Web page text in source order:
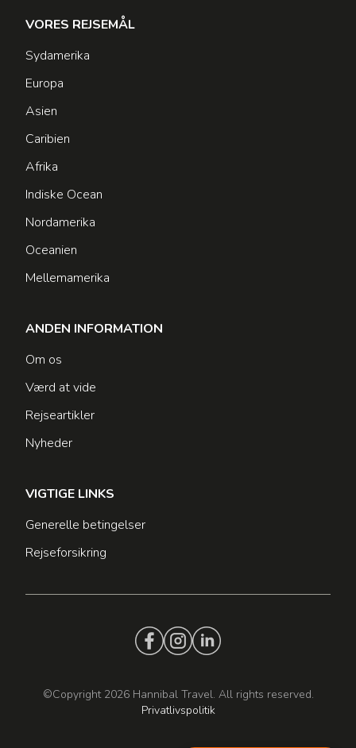
VORES REJSEMÅL
Sydamerika
Europa
Asien
Caribien
Afrika
Indiske Ocean
Nordamerika
Oceanien
Mellemamerika
ANDEN INFORMATION
Om os
Værd at vide
Rejseartikler
Nyheder
VIGTIGE LINKS
Generelle betingelser
Rejseforsikring
©Copyright 2026 Hannibal Travel. All rights reserved.
Privatlivspolitik